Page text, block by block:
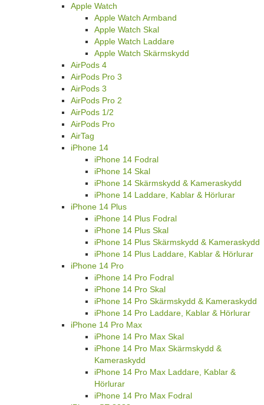
Apple Watch
Apple Watch Armband
Apple Watch Skal
Apple Watch Laddare
Apple Watch Skärmskydd
AirPods 4
AirPods Pro 3
AirPods 3
AirPods Pro 2
AirPods 1/2
AirPods Pro
AirTag
iPhone 14
iPhone 14 Fodral
iPhone 14 Skal
iPhone 14 Skärmskydd & Kameraskydd
iPhone 14 Laddare, Kablar & Hörlurar
iPhone 14 Plus
iPhone 14 Plus Fodral
iPhone 14 Plus Skal
iPhone 14 Plus Skärmskydd & Kameraskydd
iPhone 14 Plus Laddare, Kablar & Hörlurar
iPhone 14 Pro
iPhone 14 Pro Fodral
iPhone 14 Pro Skal
iPhone 14 Pro Skärmskydd & Kameraskydd
iPhone 14 Pro Laddare, Kablar & Hörlurar
iPhone 14 Pro Max
iPhone 14 Pro Max Skal
iPhone 14 Pro Max Skärmskydd &
Kameraskydd
iPhone 14 Pro Max Laddare, Kablar &
Hörlurar
iPhone 14 Pro Max Fodral